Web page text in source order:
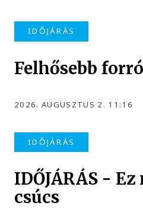
IDŐJÁRÁS
Felhősebb
2026. AUGUSZTUS 2. 11:16
IDŐJÁRÁS
IDŐJÁRÁS -
csúcs